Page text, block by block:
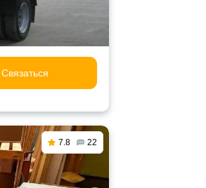
Связаться
7.8 22